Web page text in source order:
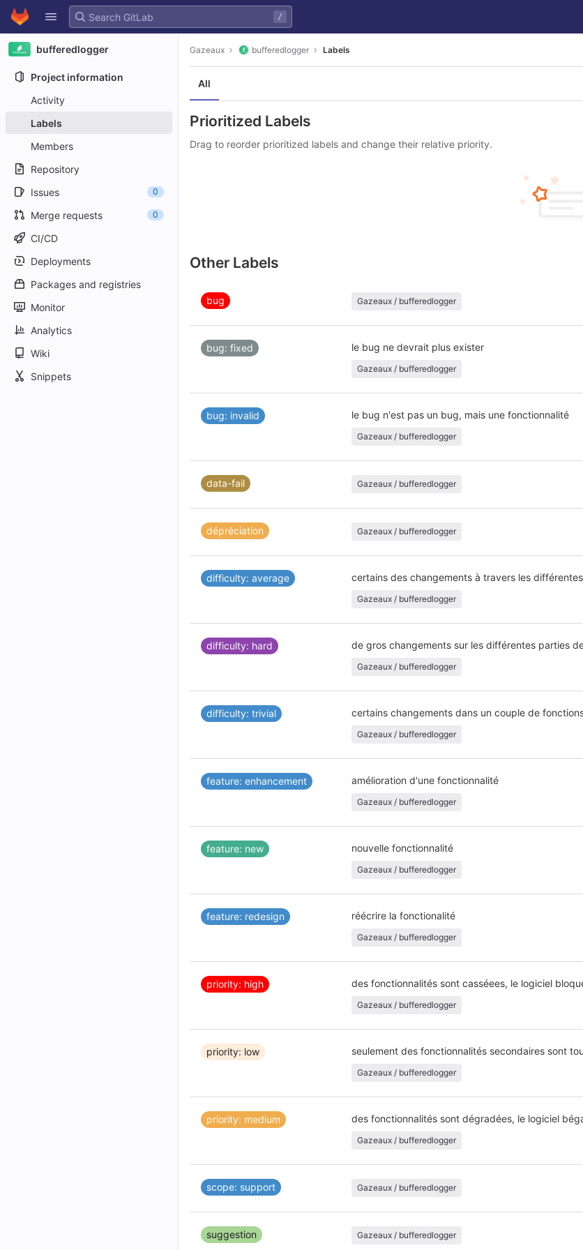
Skip to content
GitLab
/
bufferedlogger
Project information
Activity
Labels
Members
Repository
Issues
0
Merge requests 0
CI/CD
Deployments
Packages and registries
Monitor
Analytics
Wiki
Snippets
Gazeaux bufferedlogger Labels
All
Prioritized Labels
Drag to reorder prioritized labels and change their relative priority.
Other Labels
bug Gazeaux / bufferedlogger
bug: fixed le bug ne devrait plus exister
Gazeaux / bufferedlogger
bug: invalid le bug n'est pas un bug, mais une fonctionnalité
Gazeaux / bufferedlogger
data-fail Gazeaux / bufferedlogger
dépréciation Gazeaux / bufferedlogger
difficulty: average certains des changements à travers les
Gazeaux / bufferedlogger
difficulty: hard de gros changements sur les différentes parties
Gazeaux / bufferedlogger
difficulty: trivial certains changements dans un couple de
Gazeaux / bufferedlogger
feature: enhancement amélioration d'une fonctionnalité
Gazeaux / bufferedlogger
feature: new nouvelle fonctionnalité
Gazeaux / bufferedlogger
feature: redesign réécrire la fonctionalité
Gazeaux / bufferedlogger
priority: high des fonctionnalités sont casséees, le logiciel
Gazeaux / bufferedlogger
priority: low seulement des fonctionnalités secondaires sont
Gazeaux / bufferedlogger
priority: medium des fonctionnalités sont dégradées, le logiciel
Gazeaux / bufferedlogger
scope: support Gazeaux / bufferedlogger
suggestion Gazeaux / bufferedlogger